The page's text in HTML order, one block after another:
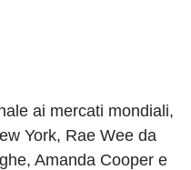
ai mercati mondiali,
York, Rae Wee da
Amanda Cooper e